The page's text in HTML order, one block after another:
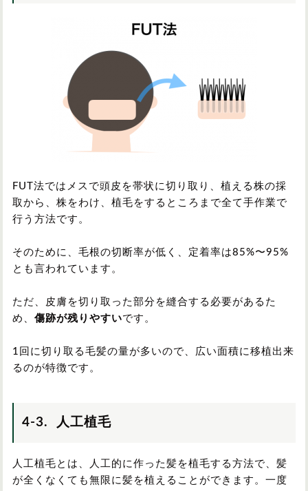
FUT法ではメスで頭皮を帯状に切り取り、植える株の採
取から、株をわけ、植毛をするところまで全て手作業で
行う方法です。
そのために、毛根の切断率が低く、定着率は85%〜95%
とも言われています。
ただ、皮膚を切り取った部分を縫合する必要があるた
め、 傷跡が残りやすいです。
1回に切り取る毛髪の量が多いので、広い面積に移植出来
るのが特徴です。
4-3. 人工植毛
人工植毛とは、人工的に作った髪を植毛する方法で、髪
が全くなくても無限に髪を植えることができます。一度